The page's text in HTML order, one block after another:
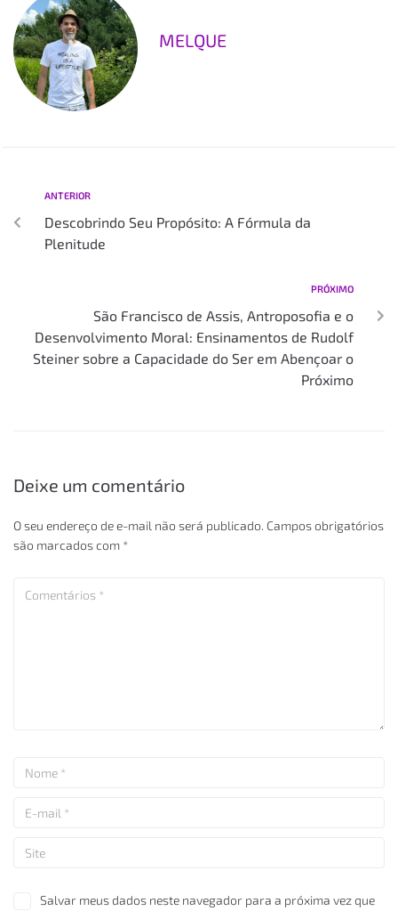
MELQUE
ANTERIOR
Descobrindo Seu Propósito: A Fórmula da
Plenitude
PRÓXIMO
São Francisco de Assis, Antroposofia e o
Desenvolvimento Moral: Ensinamentos de Rudolf
Steiner sobre a Capacidade do Ser em Abençoar o
Próximo
Deixe um comentário
O seu endereço de e-mail não será publicado. Campos obrigatórios
são marcados com *
Salvar meus dados neste navegador para a próxima vez que